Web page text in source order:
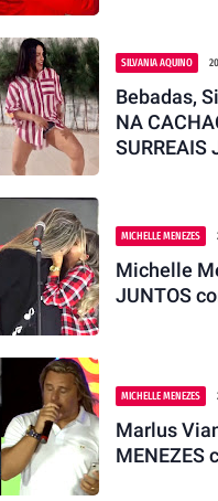
SILVANIA AQUINO
Bebadas,
NA
SURREAIS
MICHELLE MENEZES
Michelle
JUNTOS
MICHELLE MENEZES
Marlus
MENEZES